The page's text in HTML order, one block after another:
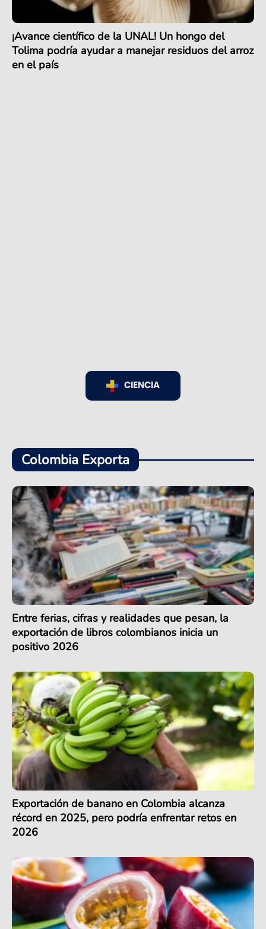
¡Avance científico de la UNAL! Un hongo del
Tolima podría ayudar a manejar residuos del arroz
en el país
CIENCIA
Colombia Exporta
Entre ferias, cifras y realidades que pesan, la
exportación de libros colombianos inicia un
positivo 2026
Exportación de banano en Colombia alcanza
récord en 2025, pero podría enfrentar retos en
2026